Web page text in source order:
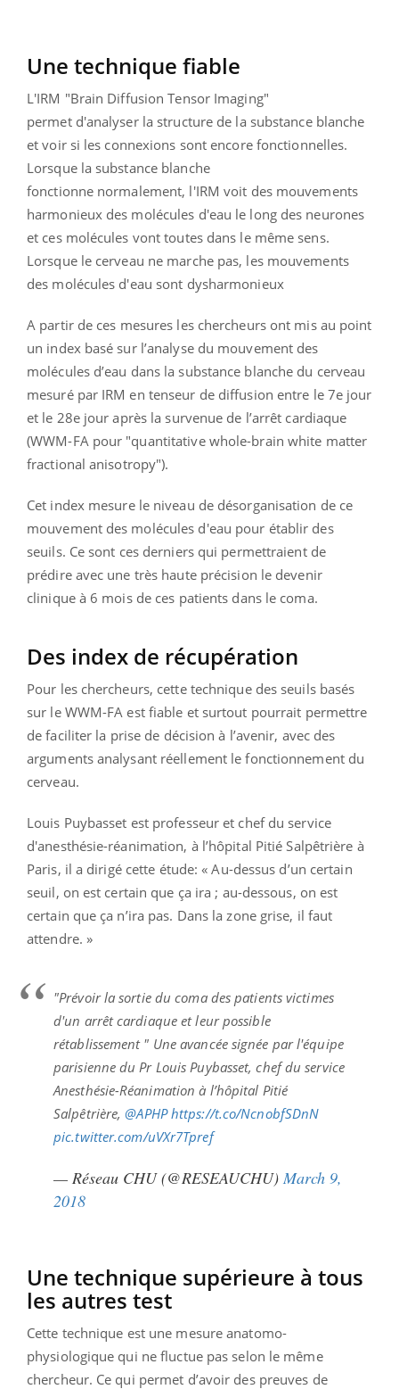
Une technique fiable
L'IRM "Brain Diffusion Tensor Imaging"
permet d'analyser la structure de la substance blanche
et voir si les connexions sont encore fonctionnelles.
Lorsque la substance blanche
fonctionne normalement, l'IRM voit des mouvements
harmonieux des molécules d'eau le long des neurones
et ces molécules vont toutes dans le même sens.
Lorsque le cerveau ne marche pas, les mouvements
des molécules d'eau sont dysharmonieux
A partir de ces mesures les chercheurs ont mis au point
un index basé sur l’analyse du mouvement des
molécules d’eau dans la substance blanche du cerveau
mesuré par IRM en tenseur de diffusion entre le 7e jour
et le 28e jour après la survenue de l’arrêt cardiaque
(WWM-FA pour "quantitative whole-brain white matter
fractional anisotropy").
Cet index mesure le niveau de désorganisation de ce
mouvement des molécules d'eau pour établir des
seuils. Ce sont ces derniers qui permettraient de
prédire avec une très haute précision le devenir
clinique à 6 mois de ces patients dans le coma.
Des index de récupération
Pour les chercheurs, cette technique des seuils basés
sur le WWM-FA est fiable et surtout pourrait permettre
de faciliter la prise de décision à l’avenir, avec des
arguments analysant réellement le fonctionnement du
cerveau.
Louis Puybasset est professeur et chef du service
d'anesthésie-réanimation, à l’hôpital Pitié Salpêtrière à
Paris, il a dirigé cette étude: « Au-dessus d’un certain
seuil, on est certain que ça ira ; au-dessous, on est
certain que ça n’ira pas. Dans la zone grise, il faut
attendre. »
"Prévoir la sortie du coma des patients victimes
d'un arrêt cardiaque et leur possible
rétablissement " Une avancée signée par l'équipe
parisienne du Pr Louis Puybasset, chef du service
Anesthésie-Réanimation à l’hôpital Pitié
Salpêtrière,@APHP https://t.co/NcnobfSDnN
pic.twitter.com/uVXr7Tpref
— Réseau CHU (@RESEAUCHU) March 9,
2018
Une technique supérieure à tous
les autres test
Cette technique est une mesure anatomo-
physiologique qui ne fluctue pas selon le même
chercheur. Ce qui permet d’avoir des preuves de